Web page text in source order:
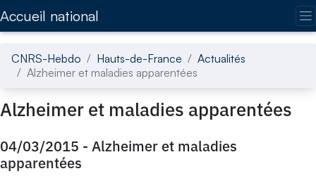
Accueil national
CNRS-Hebdo Hauts-de-France
Actualités
Alzheimer et maladies apparentées
Alzheimer et maladies apparentées
04/03/2015 - Alzheimer et maladies
apparentées